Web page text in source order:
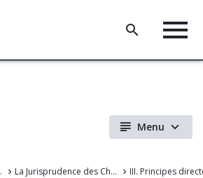
Menu
de l'OEB La Jurisprudence des Chambres de recours de l'Office européen des brevets